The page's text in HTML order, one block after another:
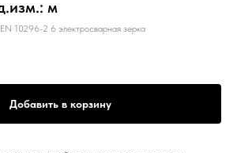
м
10296-2 6 электросварная зерка
Добавить в корзину